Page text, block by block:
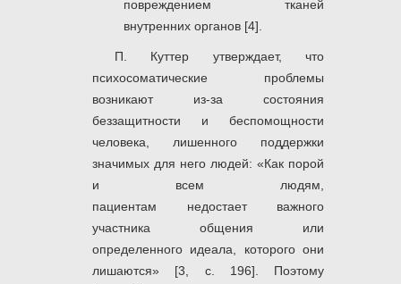
повреждением тканей
внутренних органов [4].
П. Куттер утверждает, что
психосоматические проблемы
возникают из-за состояния
беззащитности и беспомощности
человека, лишенного поддержки
значимых для него людей: «Как порой
и всем людям,
пациентам недостает важного
участника общения или
определенного идеала, которого они
лишаются» [3, с. 196]. Поэтому